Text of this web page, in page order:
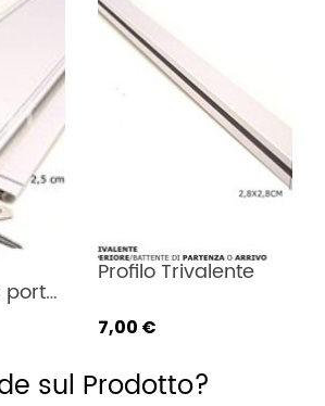
porte
Profilo Trivalente
7,00 €
sul Prodotto?